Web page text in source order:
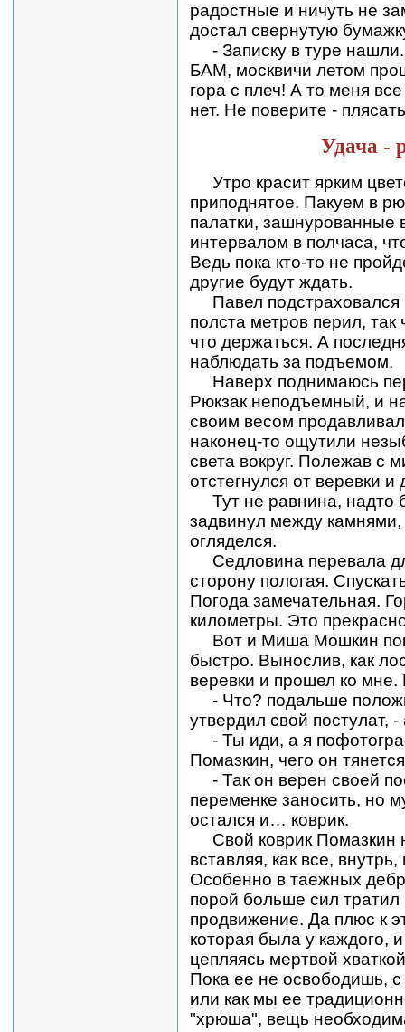
радостные и ничуть не
достал свернутую
- Записку в туре
БАМ, москвичи летом
гора с плеч! А то меня
нет. Не поверите -
Удача -
Утро красит ярким
приподнятое. Пакуем в
палатки, зашнурованные
интервалом в полчаса,
Ведь пока кто-то не
другие будут ждать.
Павел
полста метров перил, так
что держаться. А
наблюдать за подъемом.
Наверх поднимаюсь
Рюкзак неподъемный, и
своим весом
наконец-то ощутили
света вокруг. Полежав с
отстегнулся от веревки
Тут не равнина, надто
задвинул между камнями,
огляделся.
Седловина перевала
сторону пологая.
Погода замечательная.
километры. Это
Вот и Миша Мошкин
быстро. Вынослив, как
веревки и прошел ко мне.
- Что? подальше
утвердил свой постулат,
- Ты иди, а я
Помазкин, чего он
- Так он верен своей
переменке заносить, но
остался и… коврик.
Свой коврик Помазкин
вставляя, как все,
Особенно в таежных
порой больше сил
продвижение. Да плюс к
которая была у каждого,
цепляясь мертвой
Пока ее не освободишь,
или как мы ее
"хрюша", вещь